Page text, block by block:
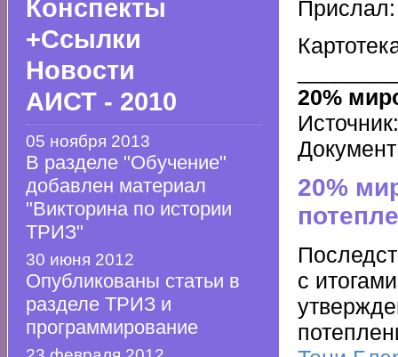
Конспекты
+Ссылки
Новости
АИСТ - 2010
05 ноября 2013
В разделе "Обучение"
добавлен материал
"Викторина по истории
ТРИЗ"
30 июня 2012
Опубликованы статьи в
разделе ТРИЗ и
программирование
20%
20%
с